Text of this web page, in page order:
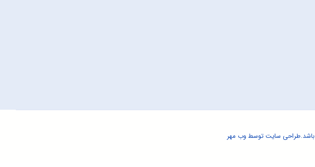
طراحی سایتتوسط وب مهر